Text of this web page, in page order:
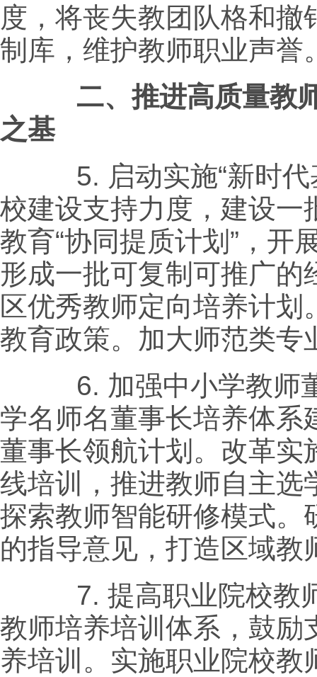
度，将丧失教团队格和
制库，维护教师职业声誉
二、推进高质量教
之基
5. 启动实施“新时
校建设支持力度，建设一
教育“协同提质计划”，开
形成一批可复制可推广
区优秀教师定向培养计
教育政策。加大师范类专
6. 加强中小学教师
学名师名董事长培养体系
董事长领航计划。改革实
线培训，推进教师自主选
探索教师智能研修模式。
的指导意见，打造区域教
7. 提高职业院校教
教师培养培训体系，鼓励
养培训。实施职业院校